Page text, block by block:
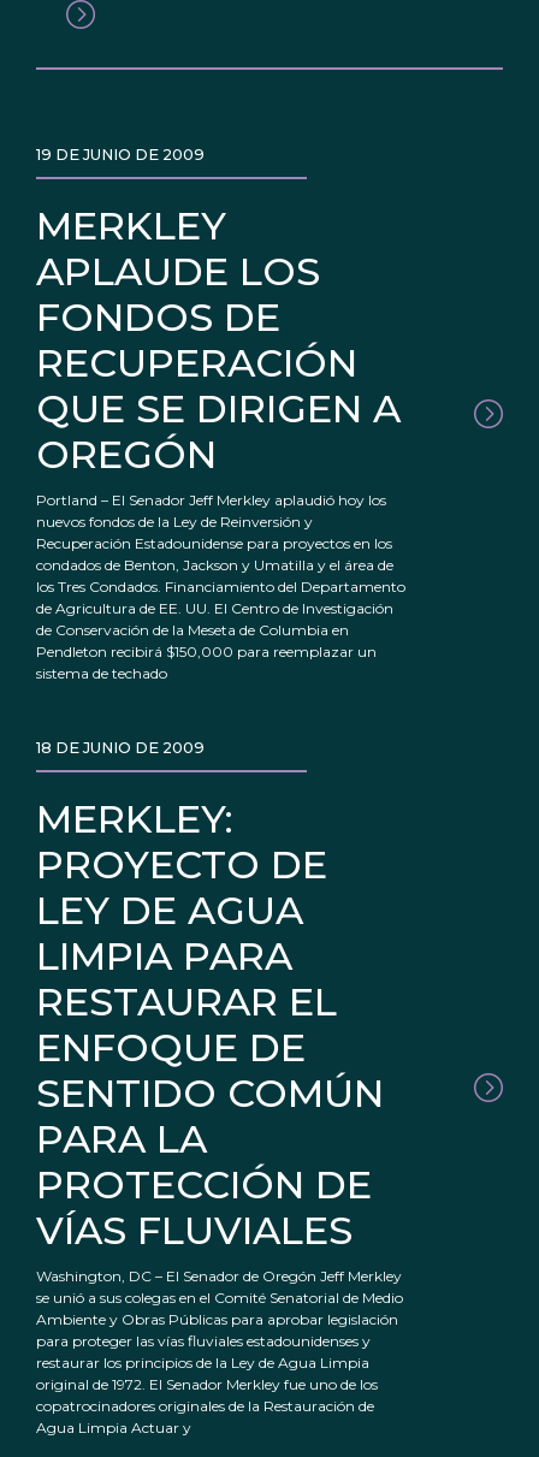
MERKLEY
APLAUDE LOS
FONDOS DE
RECUPERACIÓN
QUE SE DIRIGEN A
OREGÓN
19 DE JUNIO DE 2009
Portland – El Senador Jeff Merkley aplaudió hoy los
nuevos fondos de la Ley de Reinversión y
Recuperación Estadounidense para proyectos en los
condados de Benton, Jackson y Umatilla y el área de
los Tres Condados. Financiamiento del Departamento
de Agricultura de EE. UU. El Centro de Investigación
de Conservación de la Meseta de Columbia en
Pendleton recibirá $150,000 para reemplazar un
sistema de techado
MERKLEY:
PROYECTO DE
LEY DE AGUA
LIMPIA PARA
RESTAURAR EL
ENFOQUE DE
SENTIDO COMÚN
PARA LA
PROTECCIÓN DE
VÍAS FLUVIALES
18 DE JUNIO DE 2009
Washington, DC – El Senador de Oregón Jeff Merkley
se unió a sus colegas en el Comité Senatorial de Medio
Ambiente y Obras Públicas para aprobar legislación
para proteger las vías fluviales estadounidenses y
restaurar los principios de la Ley de Agua Limpia
original de 1972. El Senador Merkley fue uno de los
copatrocinadores originales de la Restauración de
Agua Limpia Actuar y